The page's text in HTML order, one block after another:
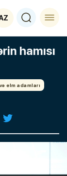
hamısı
elm adamları